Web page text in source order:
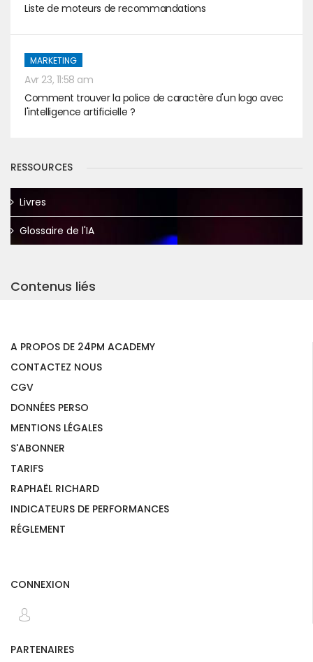
Liste de moteurs de recommandations
MARKETING
Avr 23, 11:58 am
Comment trouver la police de caractère d'un logo avec
l'intelligence artificielle ?
RESSOURCES
Livres
Glossaire de l'IA
Contenus liés
A PROPOS DE 24PM ACADEMY
CONTACTEZ NOUS
CGV
DONNÉES PERSO
MENTIONS LÉGALES
S'ABONNER
TARIFS
RAPHAËL RICHARD
INDICATEURS DE PERFORMANCES
RÉGLEMENT
CONNEXION
PARTENAIRES